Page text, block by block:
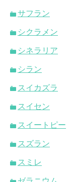
サフラン
シクラメン
シネラリア
シラン
スイカズラ
スイセン
スイートピー
スズラン
スミレ